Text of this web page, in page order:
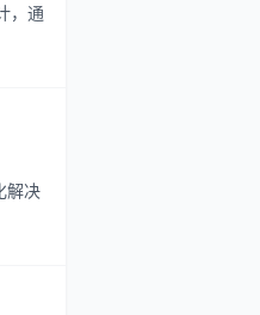
，通
解决